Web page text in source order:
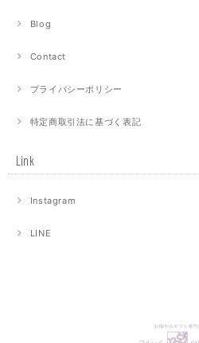
Blog
Contact
プライバシーポリシー
特定商取引法に基づく表記
Link
Instagram
LINE